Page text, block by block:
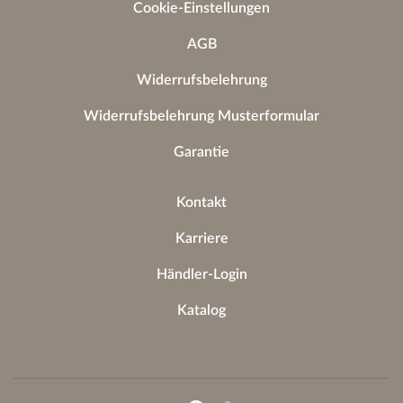
Cookie-Einstellungen
AGB
Widerrufsbelehrung
Widerrufsbelehrung Musterformular
Garantie
Kontakt
Karriere
Händler-Login
Katalog